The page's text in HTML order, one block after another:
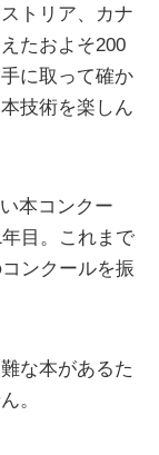
トリア、カナ
たおよそ200
に取って確か
技術を楽しん
本コンクー
目。これまで
ンクールを振
な本があるた
。